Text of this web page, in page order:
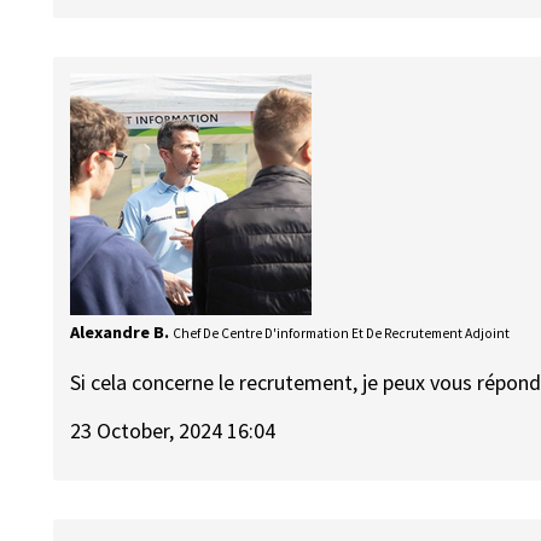
Alexandre B. Chef De Centre D'information Et De Recrutement Adjoint
Si cela concerne le recrutement, je peux vous
23 October, 2024 16:04